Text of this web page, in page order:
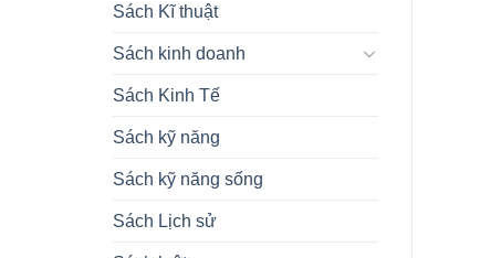
Sách Kĩ thuật
Sách kinh doanh
Sách Kinh Tế
Sách kỹ năng
Sách kỹ năng sống
Sách Lịch sử